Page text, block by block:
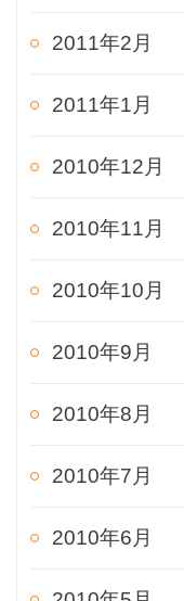
2011年2月
2011年1月
2010年12月
2010年11月
2010年10月
2010年9月
2010年8月
2010年7月
2010年6月